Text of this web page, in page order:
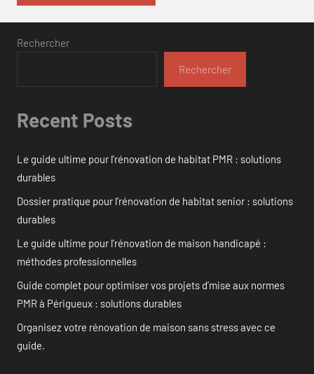
Rechercher
Rechercher
Recent Posts
Le guide ultime pour l’rénovation de habitat PMR : solutions
durables
Dossier pratique pour l’rénovation de habitat senior : solutions
durables
Le guide ultime pour l’rénovation de maison handicapé :
méthodes professionnelles
Guide complet pour optimiser vos projets d’mise aux normes
PMR à Périgueux : solutions durables
Organisez votre rénovation de maison sans stress avec ce
guide.